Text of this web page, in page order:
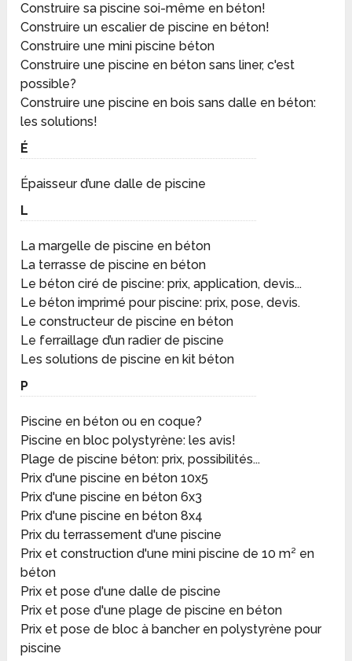
Construire sa piscine soi-même en béton!
Construire un escalier de piscine en béton!
Construire une mini piscine béton
Construire une piscine en béton sans liner, c'est
possible?
Construire une piscine en bois sans dalle en béton:
les solutions!
É
Épaisseur d’une dalle de piscine
L
La margelle de piscine en béton
La terrasse de piscine en béton
Le béton ciré de piscine: prix, application, devis...
Le béton imprimé pour piscine: prix, pose, devis.
Le constructeur de piscine en béton
Le ferraillage d’un radier de piscine
Les solutions de piscine en kit béton
P
Piscine en béton ou en coque?
Piscine en bloc polystyrène: les avis!
Plage de piscine béton: prix, possibilités...
Prix d'une piscine en béton 10x5
Prix d'une piscine en béton 6x3
Prix d'une piscine en béton 8x4
Prix du terrassement d'une piscine
Prix et construction d'une mini piscine de 10 m² en
béton
Prix et pose d'une dalle de piscine
Prix et pose d'une plage de piscine en béton
Prix et pose de bloc à bancher en polystyrène pour
piscine